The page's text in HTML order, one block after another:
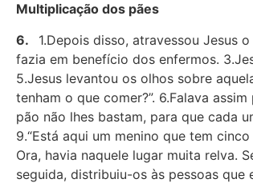
Multiplicação dos pães
6. 1.Depois disso, atravessou Jesus
fazia em benefício dos enfermos.
5.Jesus levantou os olhos sobre
tenham o que comer?”. 6.Falava
pão não lhes bastam, para que cada
9.“Está aqui um menino que tem
Ora, havia naquele lugar muita relva.
seguida, distribuiu-os às pessoas que